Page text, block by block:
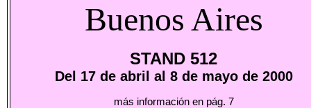
Buenos Aires
STAND 512
Del 17 de abril al 8 de mayo de 2000
más información en pág. 7